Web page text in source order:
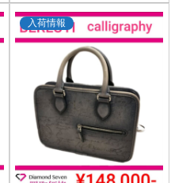
入荷情報